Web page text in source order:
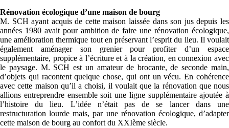
Rénovation écologique d’une maison de bourg
M. SCH ayant acquis de cette maison laissée dans son jus depuis les
années 1980 avait pour ambition de faire une rénovation écologique,
une amélioration thermique tout en préservant l’esprit du lieu. Il voulait
également aménager son grenier pour profiter d’un espace
supplémentaire, propice à l’écriture et à la création, en connexion avec
le paysage. M. SCH est un amateur de brocante, de seconde main,
d’objets qui racontent quelque chose, qui ont un vécu. En cohérence
avec cette maison qu’il a choisi, il voulait que la rénovation que nous
allions entreprendre ensemble soit une ligne supplémentaire ajoutée à
l’histoire du lieu. L’idée n’était pas de se lancer dans une
restructuration lourde mais, par une rénovation écologique, d’adapter
cette maison de bourg au confort du XXIème siècle.